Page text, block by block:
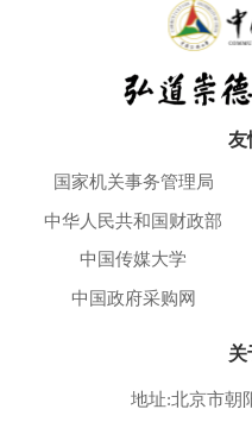
友
国家机关事务管理局
中华人民共和国财政部
中国传媒大学
中国政府采购网
关
地址:北京市朝